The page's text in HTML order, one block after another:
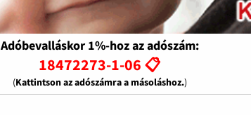
Adóbevalláskor 1%-hoz az adószám:
18472273-1-06 📋
(Kattintson az adószámra a másoláshoz.)